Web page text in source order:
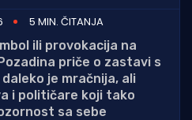
5 MIN. ČITANJA
ili provokacija na
priče o zastavi s
je mračnija, ali
i političare koji tako
sa sebe